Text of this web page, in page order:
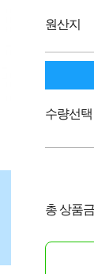
원산지
수량선택
총 상품